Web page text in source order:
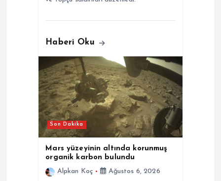
Haberi Oku
Son Dakika
Mars yüzeyinin altında korunmuş
organik karbon bulundu
Alpkan Koç
Ağustos 6, 2026